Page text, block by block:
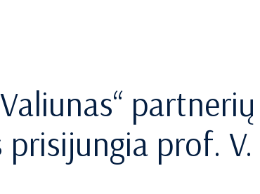
partnerių
prisijungia prof.